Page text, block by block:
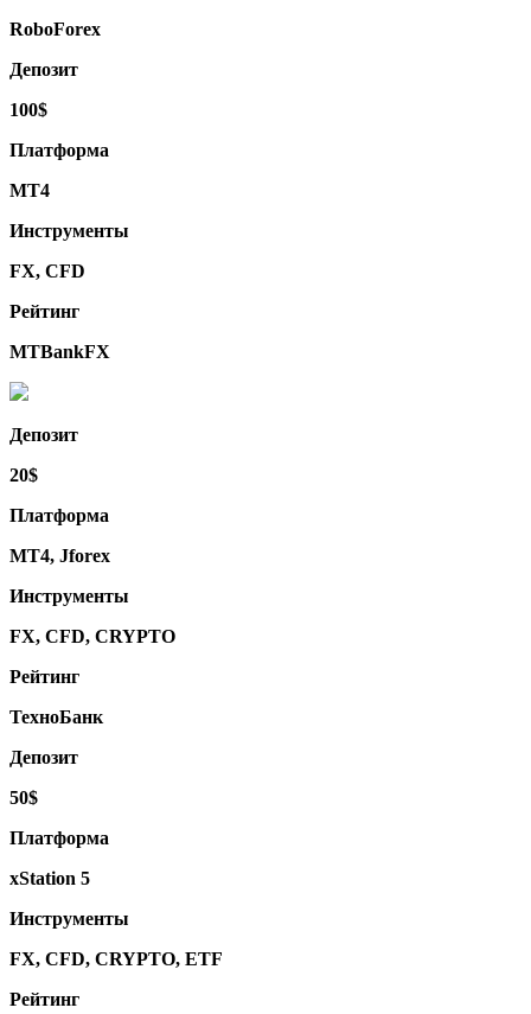
RoboForex
Депозит
100$
Платформа
МТ4
Инструменты
FX, CFD
Рейтинг
MTBankFX
Депозит
20$
Платформа
МТ4, Jforex
Инструменты
FX, CFD, CRYPTO
Рейтинг
ТехноБанк
Депозит
50$
Платформа
xStation 5
Инструменты
FX, CFD, CRYPTO, ETF
Рейтинг